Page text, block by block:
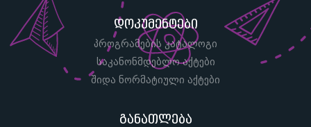
დოკუმენტები
პროგრამების კატალოგი
საკანონმდებლო აქტები
შიდა ნორმატიული აქტები
განათლება